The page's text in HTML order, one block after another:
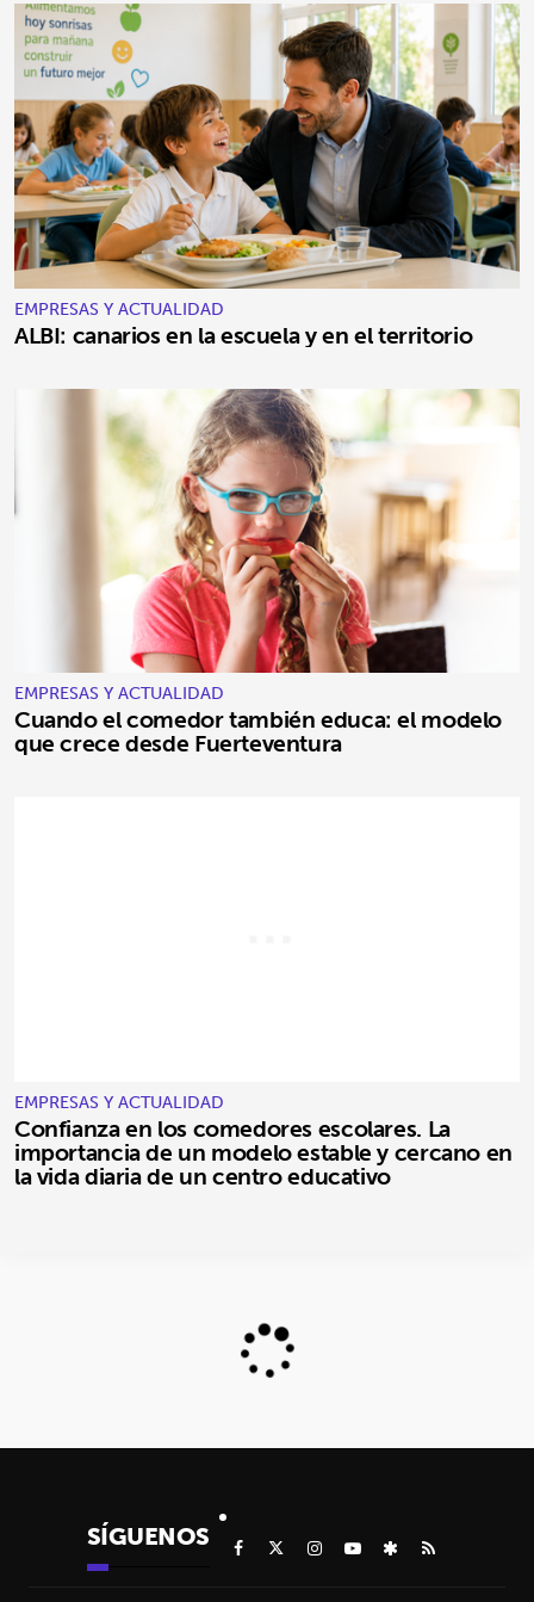
EMPRESAS Y ACTUALIDAD
ALBI: canarios en la escuela y en el territorio
EMPRESAS Y ACTUALIDAD
Cuando el comedor también educa: el modelo
que crece desde Fuerteventura
EMPRESAS Y ACTUALIDAD
Confianza en los comedores escolares. La
importancia de un modelo estable y cercano en
la vida diaria de un centro educativo
SÍGUENOS